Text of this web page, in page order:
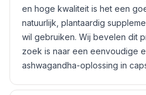
en hoge kwaliteit is het een
natuurlijk, plantaardig
wil gebruiken. Wij bevelen dit
zoek is naar een eenvoudige
ashwagandha-oplossing in